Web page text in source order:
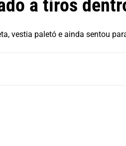
a tiros
vestia paletó e ainda sentou